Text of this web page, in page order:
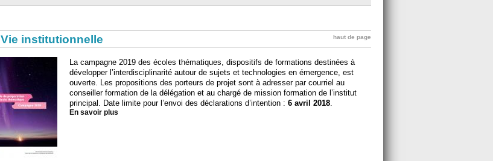
Vie institutionnelle haut de page
La campagne 2019 des écoles thématiques, dispositifs de formations destinées à
développer l’interdisciplinarité autour de sujets et technologies en émergence, est
ouverte. Les propositions des porteurs de projet sont à adresser par courriel au
conseiller formation de la délégation et au chargé de mission formation de l’institut
principal. Date limite pour l’envoi des déclarations d’intention : 6 avril 2018.
En savoir plus